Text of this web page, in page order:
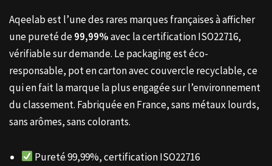
Aqeelab est l’une des rares marques françaises à afficher
une pureté de99,99%avec la certification ISO22716,
vérifiable sur demande. Le packaging est éco-
responsable, pot en carton avec couvercle recyclable, ce
qui en fait la marque la plus engagée sur l’environnement
du classement. Fabriquée en France, sans métaux lourds,
sans arômes, sans colorants.
Pureté 99,99%, certification ISO22716